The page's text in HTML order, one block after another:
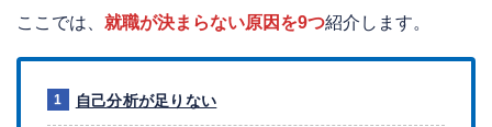
ここでは、 就職が決まらない原因を9つ紹介します。
自己分析が足りない